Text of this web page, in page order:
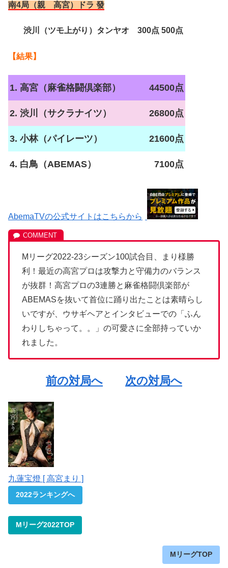
南4局（親 高宮）ドラ 發
渋川（ツモ上がり）タンヤオ 300点 500点
【結果】
1. 高宮（麻雀格闘倶楽部） 44500点
2. 渋川（サクラナイツ） 26800点
3. 小林（パイレーツ） 21600点
4. 白鳥（ABEMAS） 7100点
AbemaTVの公式サイトはこちらから
Mリーグ2022-23シーズン100試合目、まり様勝
利！最近の高宮プロは攻撃力と守備力のバランス
が抜群！高宮プロの3連勝と麻雀格闘倶楽部が
ABEMASを抜いて首位に踊り出たことは素晴らし
いですが、ウサギヘアとインタビューでの「ふん
わりしちゃって。。」の可愛さに全部持っていか
れました。
前の対局へ 次の対局へ
九蓮宝燈 [ 高宮まり ]
2022ランキングへ
Mリーグ2022TOP
MリーグTOP